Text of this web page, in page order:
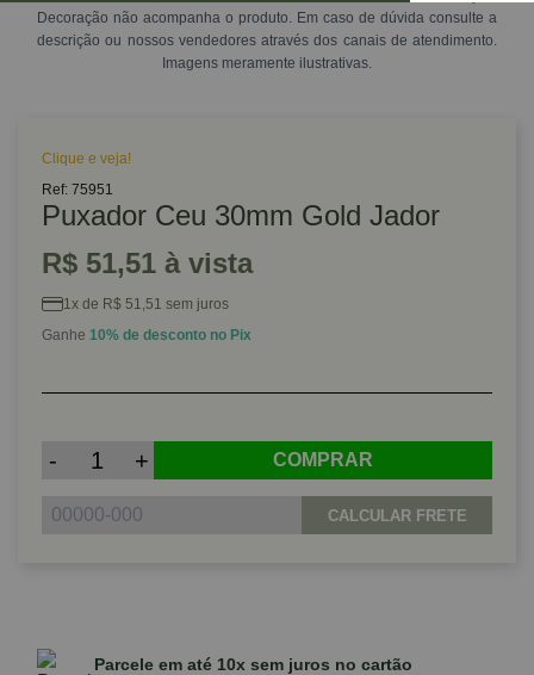
Decoração não acompanha o produto. Em caso de dúvida consulte a
descrição ou nossos vendedores através dos canais de atendimento.
Imagens meramente ilustrativas.
Clique e veja!
Ref: 75951
Puxador Ceu 30mm Gold Jador
R$ 51,51 à vista
1x de R$ 51,51 sem juros
Ganhe 10% de desconto no Pix
- + COMPRAR
CALCULAR FRETE
Parcele em até 10x sem juros no cartão